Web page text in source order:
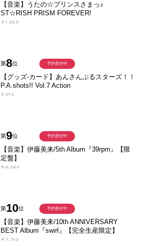
【音楽】うたの☆プリンスさまっ♪
ST☆RISH PRISM FOREVER!
￥1,650
第8位
【グッズ-カード】あんさんぶるスターズ！！
P.A.shots!! Vol.7 Action
￥275
予約受付中
第9位
【音楽】伊藤美来/5th Album『39rpm』【限
定盤】
￥6,050
予約受付中
第10位
【音楽】伊藤美来/10th ANNIVERSARY
BEST Album『swirl』【完全生産限定】
￥7,150
予約受付中